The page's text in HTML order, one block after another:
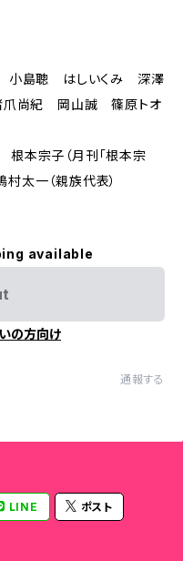
島聰 はしいくみ 深澤
尚紀 岡山誠 篠原トオ
本宗子（月刊「根本宗
村太一（親族代表）
available
の方向け
通報する
LINE ポスト